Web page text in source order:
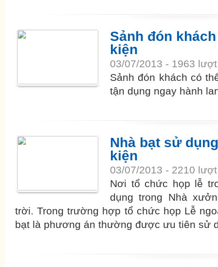
Sảnh đón
kiện
03/07/2013 - 1963
Sảnh đón khách có
tận dụng ngay hành
Nhà bạt sử
kiện
03/07/2013 - 2210
Nơi tổ chức họp lễ
dụng trong Nhà
trời. Trong trường hợp tổ chức họp Lễ
bạt là phương án thường được ưu tiên sử